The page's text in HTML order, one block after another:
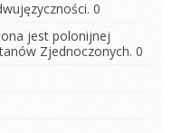
0
jest polonijnej
Zjednoczonych. 0